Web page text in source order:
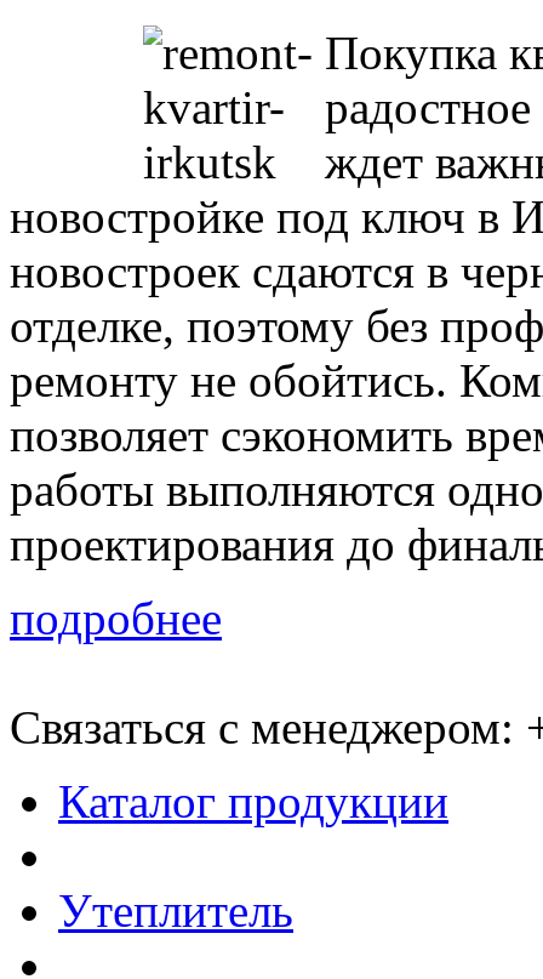
Покупка
ждет
новостройке под ключ в
новостроек сдаются в
отделке, поэтому без
ремонту не обойтись.
позволяет сэкономить
работы выполняются
проектирования до
подробнее
Связаться с менеджером:
Каталог продукции
Утеплитель